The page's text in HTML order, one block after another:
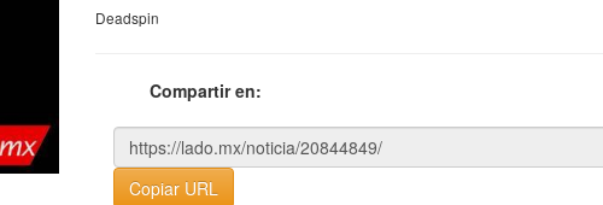
Deadspin
Compartir en:
Copiar URL